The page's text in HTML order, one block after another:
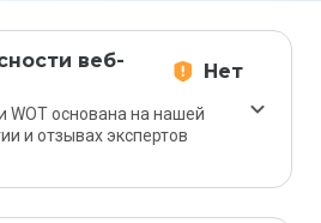
веб-
Нет
WOT основана на нашей
и отзывах экспертов